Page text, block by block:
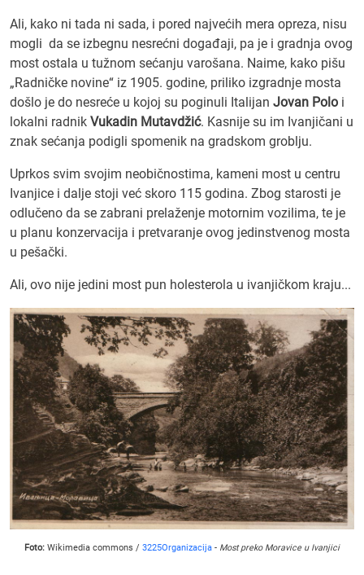
Ali, kako ni tada ni sada, i pored najvećih mera opreza, nisu
mogli da se izbegnu nesrećni događaji, pa je i gradnja ovog
most ostala u tužnom sećanju varošana. Naime, kako pišu
„Radničke novine“ iz 1905. godine, priliko izgradnje mosta
došlo je do nesreće u kojoj su poginuli Italijan Jovan Polo i
lokalni radnik Vukadin Mutavdžić. Kasnije su im Ivanjičani u
znak sećanja podigli spomenik na gradskom groblju.
Uprkos svim svojim neobičnostima, kameni most u centru
Ivanjice i dalje stoji već skoro 115 godina. Zbog starosti je
odlučeno da se zabrani prelaženje motornim vozilima, te je
u planu konzervacija i pretvaranje ovog jedinstvenog mosta
u pešački.
Ali, ovo nije jedini most pun holesterola u ivanjičkom kraju...
Foto: Wikimedia commons / 3225Organizacija - Most preko Moravice u Ivanjici